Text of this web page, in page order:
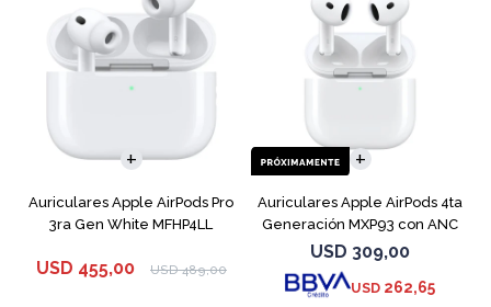
Auriculares Apple AirPods Pro
3ra Gen White MFHP4LL
USD 455,00 USD 489,00
Auriculares Apple AirPods 4ta
Generación MXP93 con ANC
USD 309,00
USD 262,65